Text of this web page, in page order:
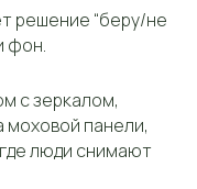
решение “беру/не
фон.
с зеркалом,
моховой панели,
люди снимают